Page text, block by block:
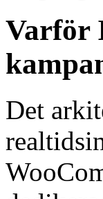
Varför
Det